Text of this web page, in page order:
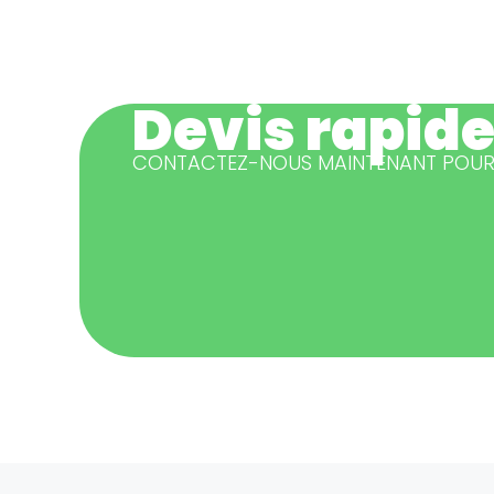
Devis
CONTACTEZ-NOUS MAINTENANT